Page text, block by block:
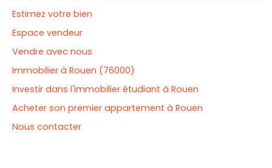
Estimez votre bien
Espace vendeur
Vendre avec nous
Immobilier à Rouen (76000)
Investir dans l'immobilier étudiant à Rouen
Acheter son premier appartement à Rouen
Nous contacter